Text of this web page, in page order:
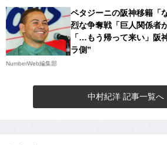
ペタジーニの阪神移籍「
烈な争奪戦「巨人関係者
「…もう帰って来い」阪
ラ側”
NumberWeb編集部
中村紀洋 記事一覧へ